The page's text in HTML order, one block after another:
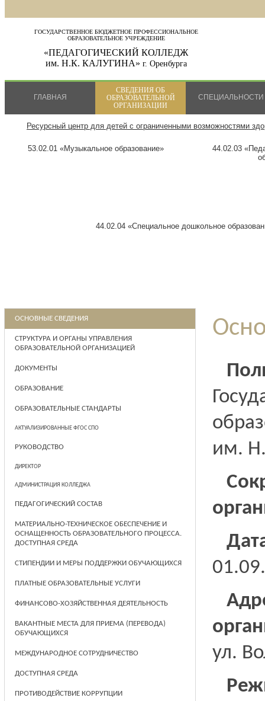
ГОСУДАРСТВЕННОЕ БЮДЖЕТНОЕ ПРОФЕССИОНАЛЬНОЕ
ОБРАЗОВАТЕЛЬНОЕ УЧРЕЖДЕНИЕ
«ПЕДАГОГИЧЕСКИЙ КОЛЛЕДЖ
им. Н.К. КАЛУГИНА» г. Оренбурга
ГЛАВНАЯ
СВЕДЕНИЯ ОБ
ОБРАЗОВАТЕЛЬНОЙ
ОРГАНИЗАЦИИ
СПЕЦИАЛЬНОСТИ
Ресурсный центр для детей с ограниченными возможностями
53.02.01 «Музыкальное образование»
44.02.03
44.02.04 «Специальное дошкольное
ОСНОВНЫЕ СВЕДЕНИЯ
СТРУКТУРА И ОРГАНЫ УПРАВЛЕНИЯ
ОБРАЗОВАТЕЛЬНОЙ ОРГАНИЗАЦИЕЙ
ДОКУМЕНТЫ
ОБРАЗОВАНИЕ
ОБРАЗОВАТЕЛЬНЫЕ СТАНДАРТЫ
АКТУАЛИЗИРОВАННЫЕ ФГОС СПО
РУКОВОДСТВО
ДИРЕКТОР
АДМИНИСТРАЦИЯ КОЛЛЕДЖА
ПЕДАГОГИЧЕСКИЙ СОСТАВ
МАТЕРИАЛЬНО-ТЕХНИЧЕСКОЕ ОБЕСПЕЧЕНИЕ И
ОСНАЩЕННОСТЬ ОБРАЗОВАТЕЛЬНОГО ПРОЦЕССА.
ДОСТУПНАЯ СРЕДА
СТИПЕНДИИ И МЕРЫ ПОДДЕРЖКИ ОБУЧАЮЩИХСЯ
ПЛАТНЫЕ ОБРАЗОВАТЕЛЬНЫЕ УСЛУГИ
ФИНАНСОВО-ХОЗЯЙСТВЕННАЯ ДЕЯТЕЛЬНОСТЬ
ВАКАНТНЫЕ МЕСТА ДЛЯ ПРИЕМА (ПЕРЕВОДА)
ОБУЧАЮЩИХСЯ
МЕЖДУНАРОДНОЕ СОТРУДНИЧЕСТВО
ДОСТУПНАЯ СРЕДА
ПРОТИВОДЕЙСТВИЕ КОРРУПЦИИ
им.
ул.